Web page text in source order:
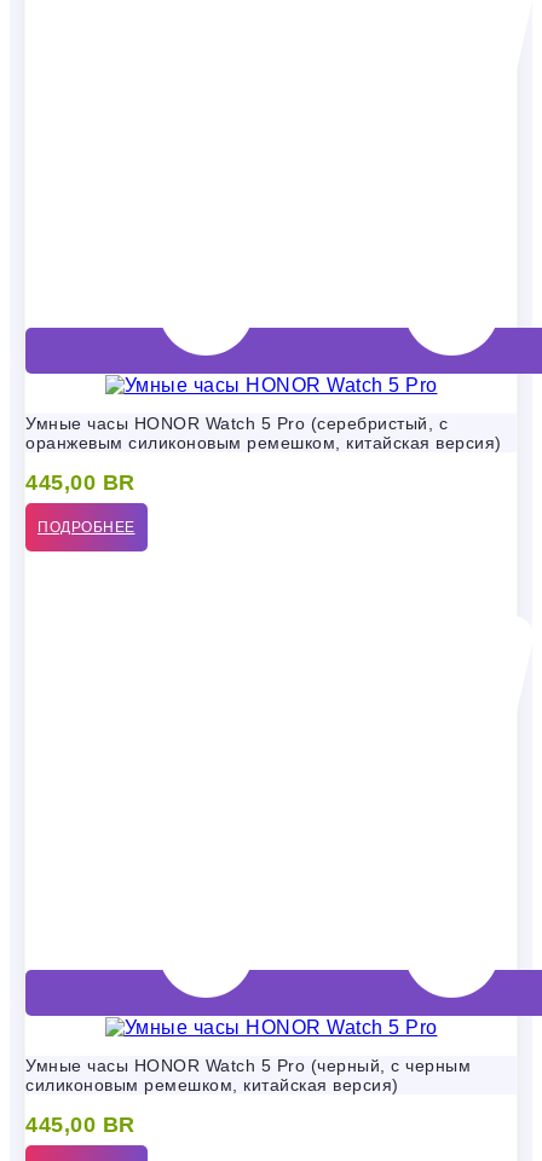
Умные часы HONOR Watch 5 Pro (серебристый, с
оранжевым силиконовым ремешком, китайская версия)
445,00 BR
ПОДРОБНЕЕ
Умные часы HONOR Watch 5 Pro (черный, с черным
силиконовым ремешком, китайская версия)
445,00 BR